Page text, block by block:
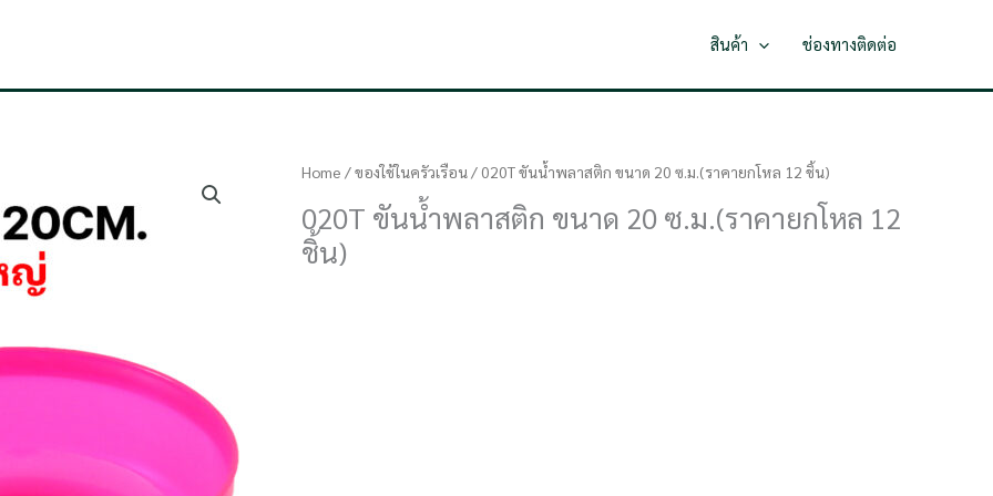
สินค้า ช่องทางติดต่อ
Home /ของใช้ในครัวเรือน/ 020T ขันน้ำพลาสติก ขนาด 20 ซ.ม.(ราคายกโหล 12 ชิ้น)
020T ขันน้ำพลาสติก ขนาด 20 ซ.ม.(ราคายกโหล 12
ชิ้น)